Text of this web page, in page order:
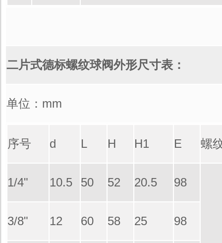
二片式德标螺纹球阀外形尺寸表：
单位：mm
序号 d L H H1 E 螺
1/4" 10.5 50 52 20.5 98
3/8" 12 60 58 25 98